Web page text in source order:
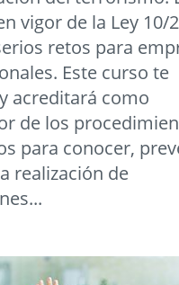
vigor de la Ley 10/
retos para
Este curso te
acreditará como
de los
para conocer,
realización de